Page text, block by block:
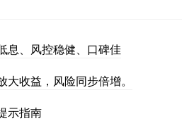
息、风控稳健、口碑佳
收益，风险同步倍增。
示指南